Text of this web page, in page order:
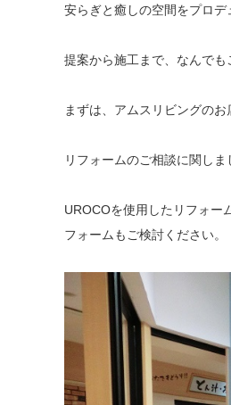
安らぎと癒しの空間をプロデ
提案から施工まで、なんでも
まずは、アムスリビングの
リフォームのご相談に関し
UROCOを使用したリフォー
フォームもご検討ください。